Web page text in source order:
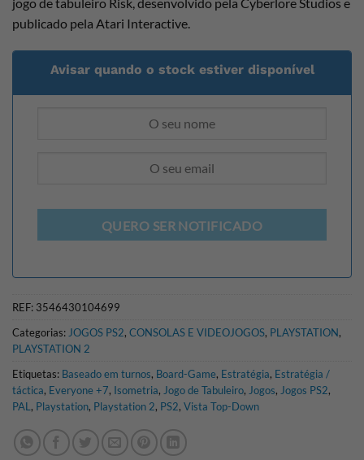
publicado pela Atari Interactive.
Avisar quando o stock estiver disponível
QUERO SER NOTIFICADO
REF: 3546430104699
Categorias:JOGOS PS2, CONSOLAS E VIDEOJOGOS, PLAYSTATION,
PLAYSTATION 2
Etiquetas: Baseado em turnos, Board-Game, Estratégia, Estratégia /
táctica, Everyone +7, Isometria, Jogo de Tabuleiro, Jogos, Jogos PS2,
PAL, Playstation, Playstation 2, PS2, Vista Top-Down